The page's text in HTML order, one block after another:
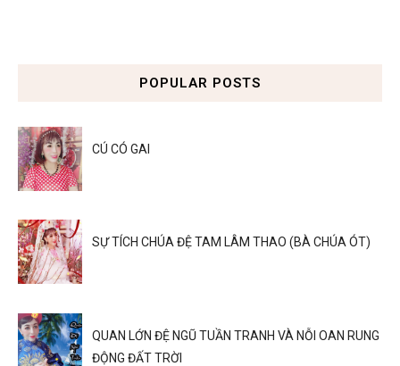
POPULAR POSTS
CÚ CÓ GAI
SỰ TÍCH CHÚA ĐỆ TAM LÂM THAO (BÀ CHÚA ÓT)
QUAN LỚN ĐỆ NGŨ TUẦN TRANH VÀ NỖI OAN RUNG
ĐỘNG ĐẤT TRỜI